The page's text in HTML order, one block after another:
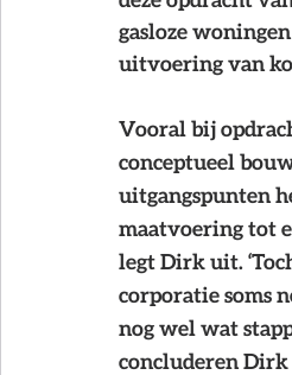
gasloze
uitvoering van
Vooral bij
conceptueel
uitgangspunten
maatvoering tot
legt Dirk uit.
corporatie soms
nog wel wat
concluderen